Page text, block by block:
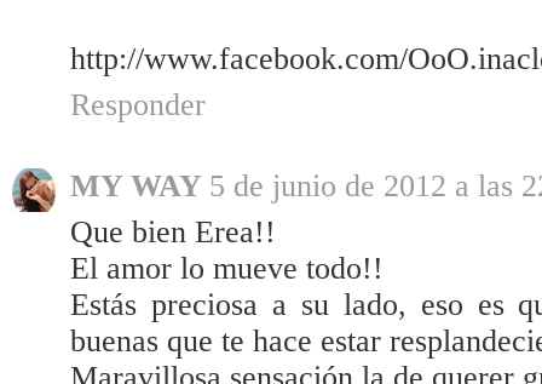
http://www.facebook.com/
Responder
MY WAY 5 de junio de 2012 a las
Que bien Erea!!
El amor lo mueve todo!!
Estás preciosa a su lado, eso es
buenas que te hace estar